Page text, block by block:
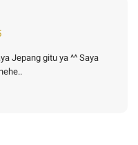
Jepang gitu ya ^^ Saya